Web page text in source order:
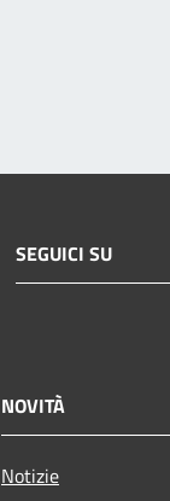
SEGUICI SU
NOVITÀ
Notizie